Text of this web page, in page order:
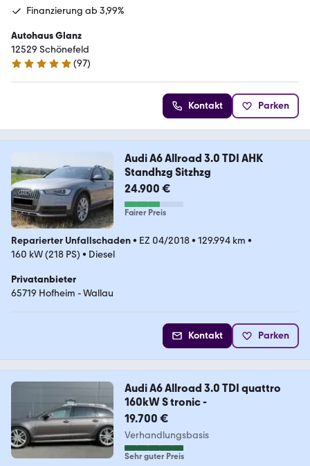
Finanzierung ab 3,99%
Autohaus Glanz
12529 Schönefeld
5 Sterne
(97)
Kontakt Parken
Audi A6 Allroad 3.0 TDI AHK
Standhzg Sitzhzg
24.900 €
Fairer Preis
Reparierter Unfallschaden• EZ 04/2018• 129.994 km •
160 kW (218 PS) • Diesel
Privatanbieter
65719 Hofheim - Wallau
Kontakt Parken
Audi A6 Allroad 3.0 TDI quattro
160kW S tronic -
19.700 €
Verhandlungsbasis
Sehr guter Preis